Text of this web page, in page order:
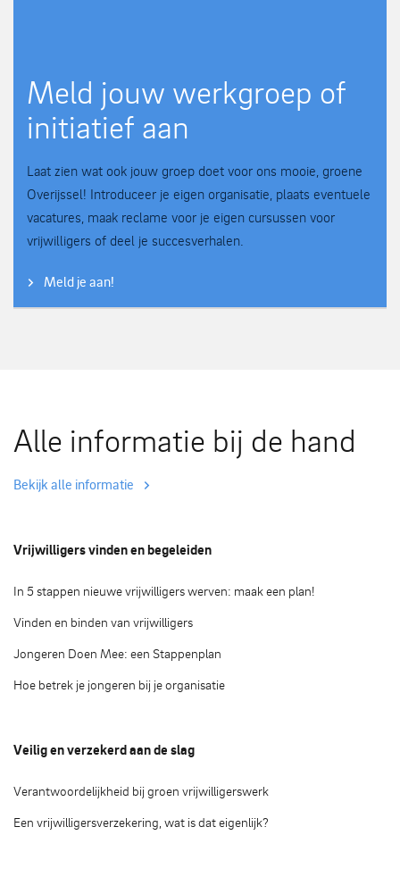
Meld jouw werkgroep of
initiatief aan
Laat zien wat ook jouw groep doet voor ons mooie, groene
Overijssel! Introduceer je eigen organisatie, plaats eventuele
vacatures, maak reclame voor je eigen cursussen voor
vrijwilligers of deel je succesverhalen.
Meld je aan!
Alle informatie bij de hand
Bekijk alle informatie
Vrijwilligers vinden en begeleiden
In 5 stappen nieuwe vrijwilligers werven: maak een plan!
Vinden en binden van vrijwilligers
Jongeren Doen Mee: een Stappenplan
Hoe betrek je jongeren bij je organisatie
Veilig en verzekerd aan de slag
Verantwoordelijkheid bij groen vrijwilligerswerk
Een vrijwilligersverzekering, wat is dat eigenlijk?